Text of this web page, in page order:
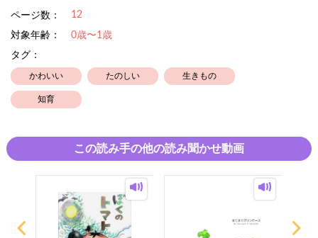
ページ数： 12
対象年齢：
0歳〜1歳
タグ：
かわいい たのしい 生きもの
知育
この読み手の他の読み聞かせ動画